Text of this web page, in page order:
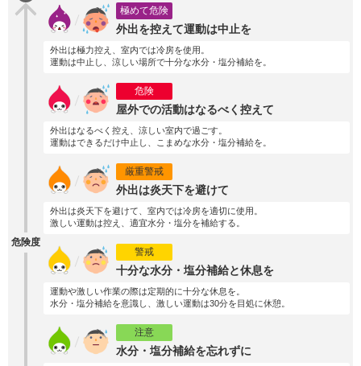
危険度
極めて危険
外出を控えて運動は中止を
外出は極力控え、室内では冷房を使用。
運動は中止し、涼しい場所で十分な水分・塩分補給を。
危険
屋外での活動はなるべく控えて
外出はなるべく控え、涼しい室内で過ごす。
運動はできるだけ中止し、こまめな水分・塩分補給を。
厳重警戒
外出は炎天下を避けて
外出は炎天下を避けて、室内では冷房を適切に使用。
激しい運動は控え、適宜水分・塩分を補給する。
警戒
十分な水分・塩分補給と休息を
運動や激しい作業の際は定期的に十分な休息を。
水分・塩分補給を意識し、激しい運動は30分を目処に休憩。
注意
水分・塩分補給を忘れずに